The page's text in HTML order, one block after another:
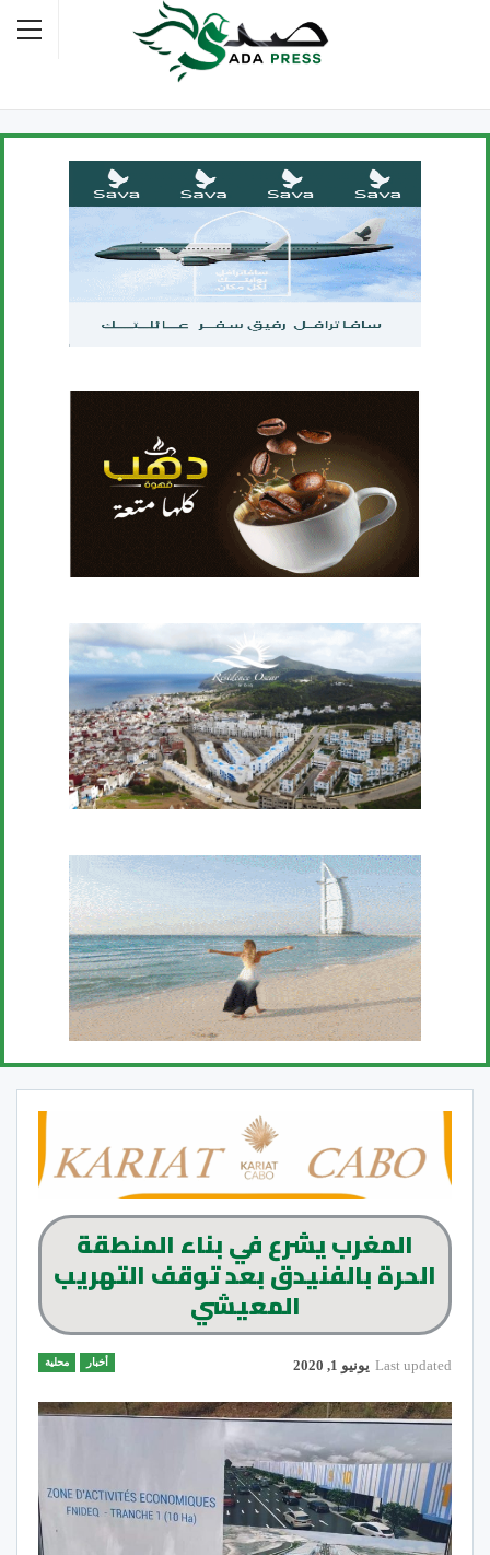
المغرب يشرع في بناء المنطقة
الحرة بالفنيدق بعد توقف التهريب
المعيشي
أخبار محلية Last updated يونيو 1, 2020